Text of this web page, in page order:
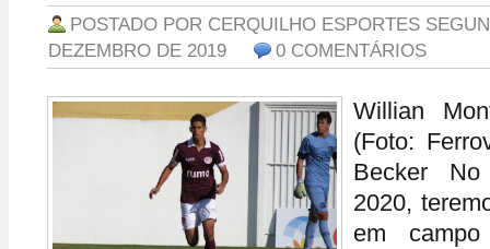
POSTADO POR CERQUILHO ESPORTES
DEZEMBRO DE 2019
0 COMENTÁRIOS
Willian
(Foto:
Becker
2020,
em